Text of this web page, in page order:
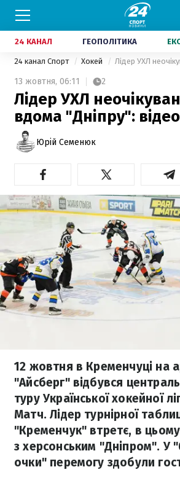
24 КАНАЛ ГЕОПОЛІТИКА
24 канал Спорт Хокей
13 жовтня, 06:11 2
Лідер УХЛ
вдома "Дніпру": відео
Юрій Семенюк
12 жовтня в Кременчуці на
"Айсберг" відбувся
туру Української хокейної
Матч. Лідер турнірної
"Кременчук" втретє, в цьому
з херсонським "Дніпром". У
очки" перемогу здобули